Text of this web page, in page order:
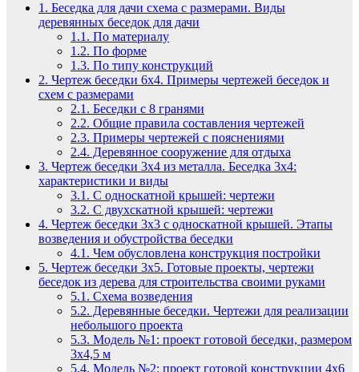
1. Беседка для дачи схема с размерами. Виды
деревянных беседок для дачи
1.1. По материалу
1.2. По форме
1.3. По типу конструкций
2. Чертеж беседки 6х4. Примеры чертежей беседок и
схем с размерами
2.1. Беседки с 8 гранями
2.2. Общие правила составления чертежей
2.3. Примеры чертежей с пояснениями
2.4. Деревянное сооружение для отдыха
3. Чертеж беседки 3х4 из металла. Беседка 3х4:
характеристики и виды
3.1. С односкатной крышей: чертежи
3.2. С двухскатной крышей: чертежи
4. Чертеж беседки 3х3 с односкатной крышей. Этапы
возведения и обустройства беседки
4.1. Чем обусловлена конструкция постройки
5. Чертеж беседки 3х5. Готовые проекты, чертежи
беседок из дерева для строительства своими руками
5.1. Схема возведения
5.2. Деревянные беседки. Чертежи для реализации
небольшого проекта
5.3. Модель №1: проект готовой беседки, размером
3х4,5 м
5.4. Модель №2: проект готовой конструкции 4х6